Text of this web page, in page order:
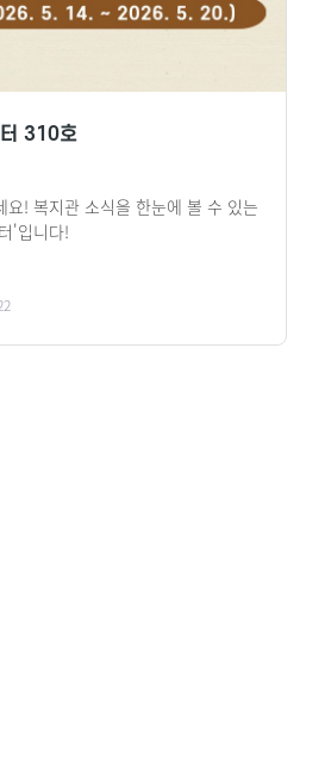
310호
요! 복지관 소식을 한눈에 볼 수 있는
'입니다!